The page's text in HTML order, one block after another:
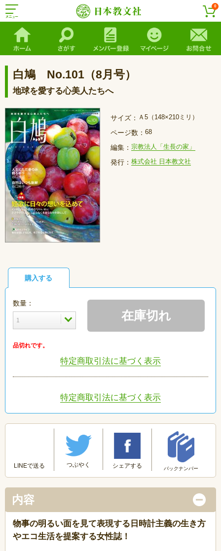
0
白鳩 No.101（8月号）
地球を愛する心美人たちへ
サイズ： Ａ5（148×210ミリ）
ページ数： 68
編集： 宗教法人「生長の家」
発行： 株式会社 日本教文社
購入する
数量：
在庫切れ
品切れです。
特定商取引法に基づく表示
特定商取引法に基づく表示
LINEで送る つぶやく シェアする バックナンバー
内容
物事の明るい面を見て表現する日時計主義の生き方
やエコ生活を提案する女性誌！